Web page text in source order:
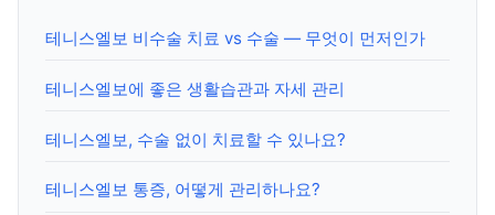
테니스엘보 비수술 치료 vs 수술 — 무엇이 먼저인가
테니스엘보에 좋은 생활습관과 자세 관리
테니스엘보, 수술 없이 치료할 수 있나요?
테니스엘보 통증, 어떻게 관리하나요?